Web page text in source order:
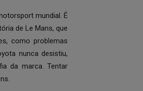
mundial. É
de Le Mans, que
como problemas
nunca desistiu,
da marca. Tentar